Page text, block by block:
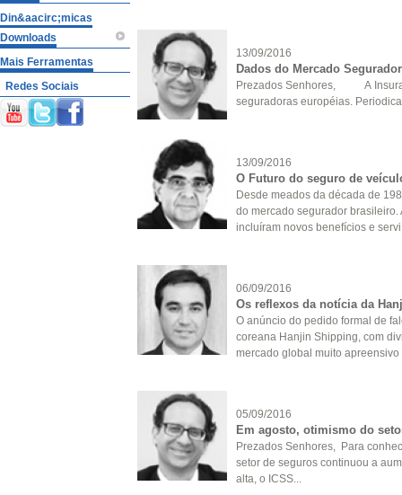
Din&aacirc;micas
Downloads
Mais Ferramentas
Redes Sociais
13/09/2016
Dados do Mercado
Prezados Senhores, A
seguradoras européias.
13/09/2016
O Futuro do seguro de
Desde meados da década de
do mercado segurador
incluíram novos benefícios e
06/09/2016
Os reflexos da notícia da
O anúncio do pedido formal de
coreana Hanjin Shipping, com
mercado global muito apreensivo
05/09/2016
Em agosto, otimismo do
Prezados Senhores, Para
setor de seguros continuou a
alta, o ICSS...